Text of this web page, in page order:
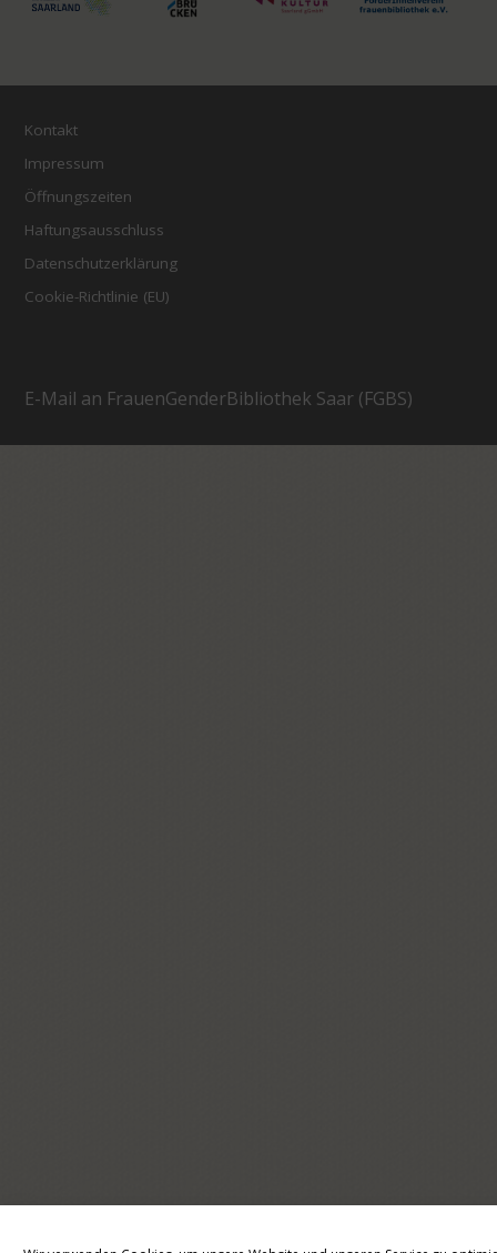
Kontakt
Impressum
Öffnungszeiten
Haftungsausschluss
Datenschutzerklärung
Cookie-Richtlinie (EU)
E-Mail an FrauenGenderBibliothek Saar (FGBS)